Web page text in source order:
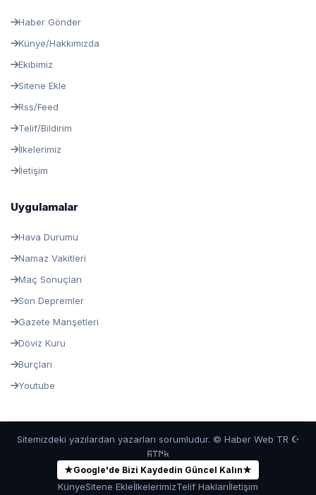
Haber Gönder
Künye/Hakkımızda
Ekibimiz
Sitene Ekle
Rss/Feed
Telif/Bildirim
İlkelerimiz
İletişim
Uygulamalar
Hava Durumu
Namaz Vakitleri
Maç Sonuçları
Son Depremler
Gazete Manşetleri
Döviz Kuru
Burçları
Youtube
Sitemizdeki yazılardan yazarları sorumludur. © Haber Web TR ☪
𐱅𐰇𐰼𐰰
★Google'de Bizi Kaydedin Güncel Kalın★
KünyeSitene EkleİlkelerimizTelif Haklarıİletişim